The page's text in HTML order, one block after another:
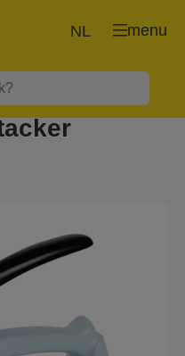
menu
NL